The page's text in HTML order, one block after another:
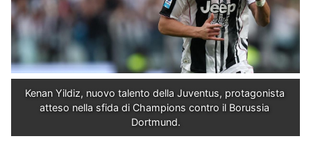
Kenan Yildiz, nuovo talento della Juventus, protagonista
atteso nella sfida di Champions contro il Borussia
Dortmund.